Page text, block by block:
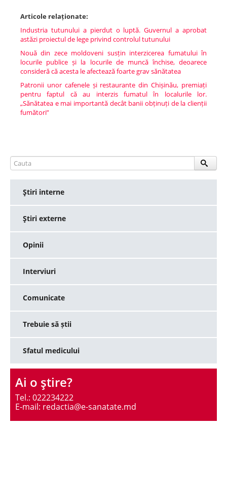
Articole relaționate:
Industria tutunului a pierdut o luptă. Guvernul a aprobat
astăzi proiectul de lege privind controlul tutunului
Nouă din zece moldoveni susțin interzicerea fumatului în
locurile publice și la locurile de muncă închise, deoarece
consideră că acesta le afectează foarte grav sănătatea
Patronii unor cafenele și restaurante din Chișinău, premiați
pentru faptul că au interzis fumatul în localurile lor.
„Sănătatea e mai importantă decât banii obținuți de la clienții
fumători”
Ştiri interne
Ştiri externe
Opinii
Interviuri
Comunicate
Trebuie să știi
Sfatul medicului
Ai o ştire?
Tel.: 022234222
E-mail: redactia@e-sanatate.md